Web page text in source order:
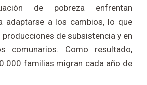
de pobreza enfrentan
adaptarse a los cambios, lo que
producciones de subsistencia y en
comunarios. Como resultado,
familias migran cada año de